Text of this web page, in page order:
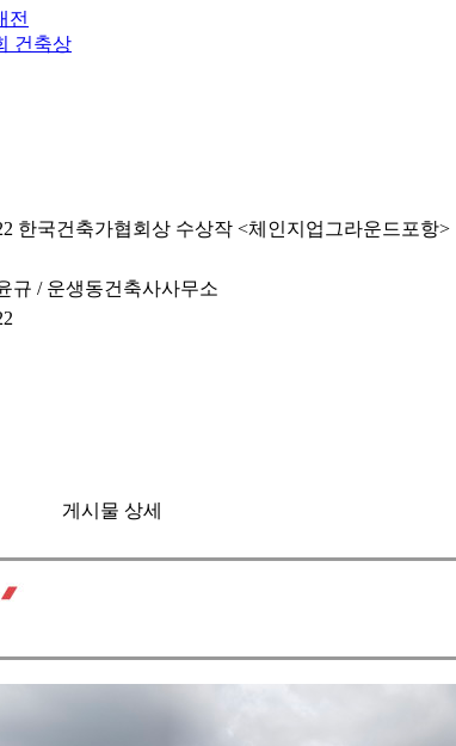
전
건축상
한국건축가협회상 수상작 <체인지업그라운드포항>
규 / 운생동건축사사무소
게시물 상세